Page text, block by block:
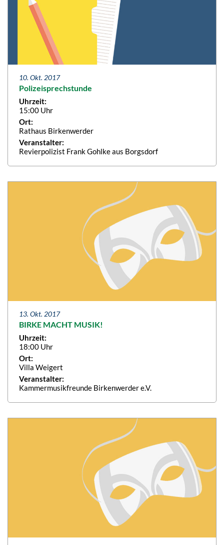
10. Okt. 2017
Polizeisprechstunde
Uhrzeit:
15:00 Uhr
Ort:
Rathaus Birkenwerder
Veranstalter:
Revierpolizist Frank Gohlke aus Borgsdorf
13. Okt. 2017
BIRKE MACHT MUSIK!
Uhrzeit:
18:00 Uhr
Ort:
Villa Weigert
Veranstalter:
Kammermusikfreunde Birkenwerder e.V.